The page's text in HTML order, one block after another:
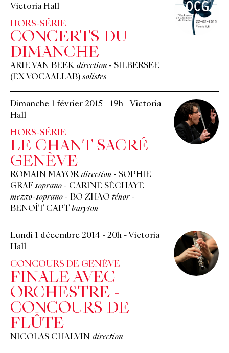
Victoria Hall
HORS-SÉRIE
CONCERTS DU
DIMANCHE
ARIE VAN BEEK direction - SILBERSEE
(EX VOCAALLAB) solistes
Dimanche 1 février 2015 - 19h - Victoria
Hall
HORS-SÉRIE
LE CHANT SACRÉ
GENÈVE
ROMAIN MAYOR direction - SOPHIE
GRAF soprano - CARINE SÉCHAYE
mezzo-soprano - BO ZHAO ténor -
BENOÎT CAPT baryton
Lundi 1 décembre 2014 - 20h - Victoria
Hall
CONCOURS DE GENÈVE
FINALE AVEC
ORCHESTRE -
CONCOURS DE
FLÛTE
NICOLAS CHALVIN direction